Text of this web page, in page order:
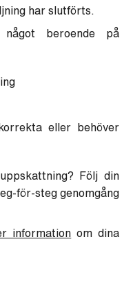
har slutförts.
något beroende på
eller behöver
Följ din
för-steg genomgång
information om dina